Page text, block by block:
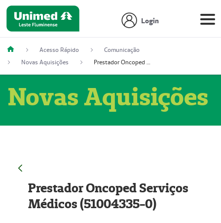
Login
Acesso Rápido
Comunicação
Novas Aquisições
Prestador Oncoped Serviços Médicos (51004335-0)
Novas Aquisições
Prestador Oncoped Serviços
Médicos (51004335-0)